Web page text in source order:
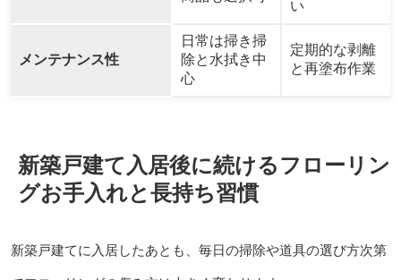
い
メンテナンス性
日常は掃き掃
除と水拭き中
心
定期的な剥離
と再塗布作業
新築戸建て入居後に続けるフローリン
グお手入れと長持ち習慣
新築戸建てに入居したあとも、毎日の掃除や道具の選び方次第